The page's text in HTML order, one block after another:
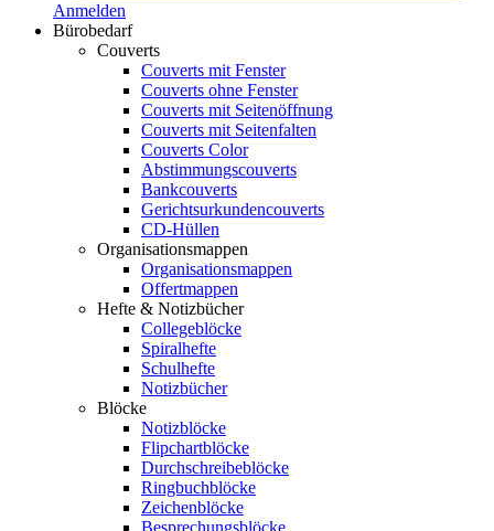
Anmelden
Bürobedarf
Couverts
Couverts mit Fenster
Couverts ohne Fenster
Couverts mit Seitenöffnung
Couverts mit Seitenfalten
Couverts Color
Abstimmungscouverts
Bankcouverts
Gerichtsurkundencouverts
CD-Hüllen
Organisationsmappen
Organisationsmappen
Offertmappen
Hefte & Notizbücher
Collegeblöcke
Spiralhefte
Schulhefte
Notizbücher
Blöcke
Notizblöcke
Flipchartblöcke
Durchschreibeblöcke
Ringbuchblöcke
Zeichenblöcke